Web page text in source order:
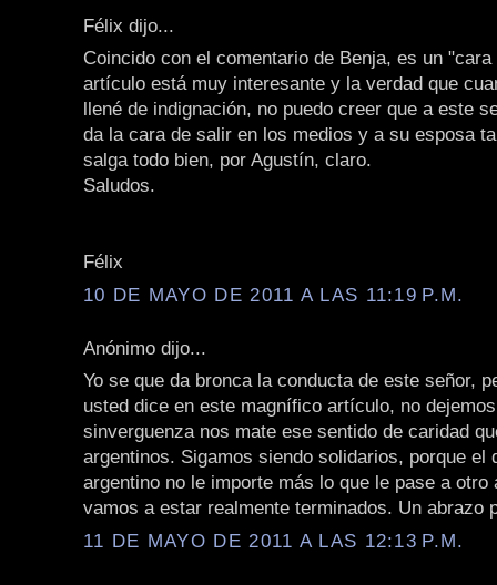
Félix dijo...
Coincido con el comentario de Benja, es un
artículo está muy interesante y la verdad que
llené de indignación, no puedo creer que a este
da la cara de salir en los medios y a su esposa
salga todo bien, por Agustín, claro.
Saludos.
Félix
10 DE MAYO DE 2011 A LAS 11:19 P.M.
Anónimo dijo...
Yo se que da bronca la conducta de este señor,
usted dice en este magnífico artículo, no
sinverguenza nos mate ese sentido de caridad
argentinos. Sigamos siendo solidarios, porque el
argentino no le importe más lo que le pase a otro
vamos a estar realmente terminados. Un abrazo
11 DE MAYO DE 2011 A LAS 12:13 P.M.